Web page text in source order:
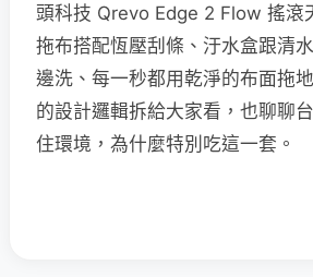
頭科技 Qrevo Edge 2 Flow 搖滾
拖布搭配恆壓刮條、汙水盒跟清
邊洗、每一秒都用乾淨的布面拖
的設計邏輯拆給大家看，也聊聊
住環境，為什麼特別吃這一套。